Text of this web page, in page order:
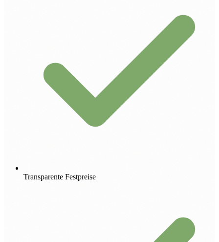
Transparente Festpreise